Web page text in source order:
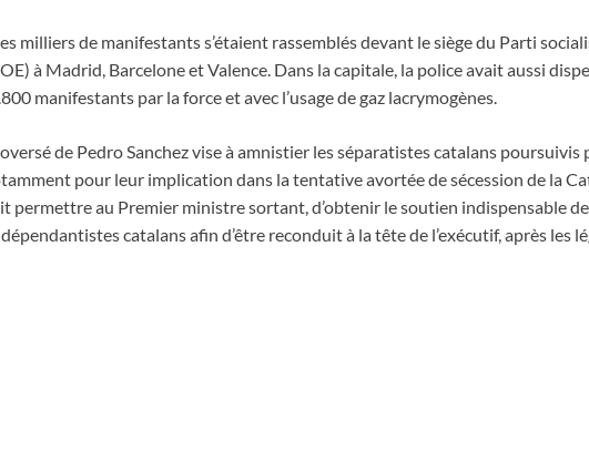
milliers de manifestants s’étaient rassemblés devant le siège du Parti
à Madrid, Barcelone et Valence. Dans la capitale, la police avait aussi
manifestants par la force et avec l’usage de gaz lacrymogènes.
de Pedro Sanchez vise à amnistier les séparatistes catalans poursuivis
pour leur implication dans la tentative avortée de sécession de la
permettre au Premier ministre sortant, d’obtenir le soutien indispensable
catalans afin d’être reconduit à la tête de l’exécutif, après les